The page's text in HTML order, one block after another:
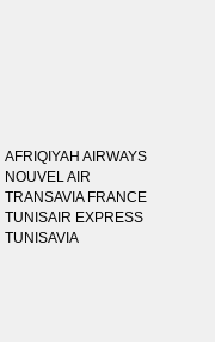
AFRIQIYAH AIRWAYS
NOUVEL AIR
TRANSAVIA FRANCE
TUNISAIR EXPRESS
TUNISAVIA